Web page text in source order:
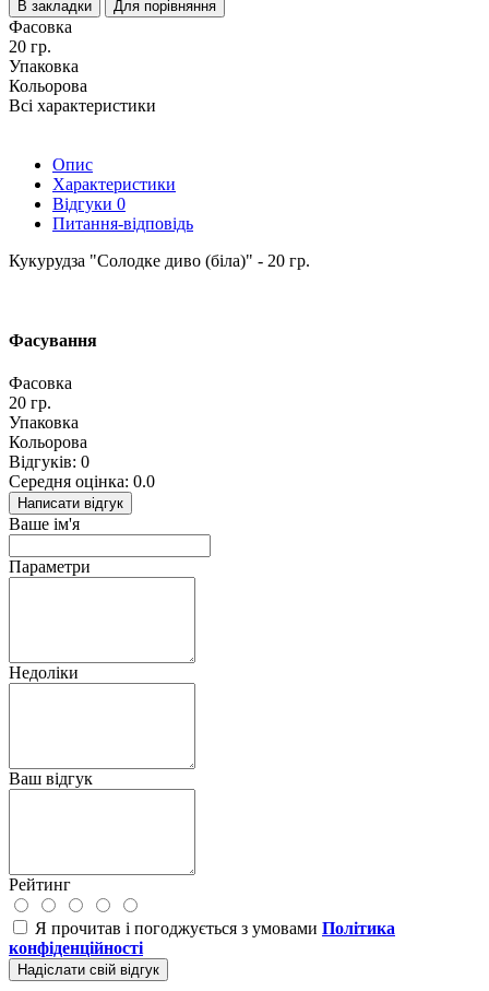
В закладки Для порівняння
Фасовка
20 гр.
Упаковка
Кольорова
Всі характеристики
Опис
Характеристики
Відгуки 0
Питання-відповідь
Кукурудза "Солодке диво (біла)" - 20 гр.
Фасування
Фасовка
20 гр.
Упаковка
Кольорова
Відгуків: 0
Середня оцінка: 0.0
Написати відгук
Ваше ім'я
Параметри
Недоліки
Ваш відгук
Рейтинг
Я прочитав і погоджується з умовами Політика
конфіденційності
Надіслати свій відгук